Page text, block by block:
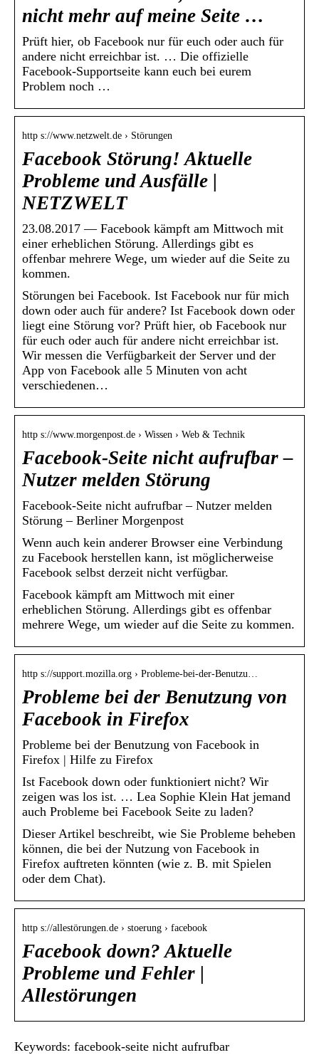
nicht mehr auf meine Seite …
Prüft hier, ob Facebook nur für euch oder auch für
andere nicht erreichbar ist. … Die offizielle
Facebook-Supportseite kann euch bei eurem
Problem noch …
http s://www.netzwelt.de › Störungen
Facebook Störung! Aktuelle
Probleme und Ausfälle |
NETZWELT
23.08.2017 — Facebook kämpft am Mittwoch mit
einer erheblichen Störung. Allerdings gibt es
offenbar mehrere Wege, um wieder auf die Seite zu
kommen.
Störungen bei Facebook. Ist Facebook nur für mich
down oder auch für andere? Ist Facebook down oder
liegt eine Störung vor? Prüft hier, ob Facebook nur
für euch oder auch für andere nicht erreichbar ist.
Wir messen die Verfügbarkeit der Server und der
App von Facebook alle 5 Minuten von acht
verschiedenen…
http s://www.morgenpost.de › Wissen › Web & Technik
Facebook-Seite nicht aufrufbar –
Nutzer melden Störung
Facebook-Seite nicht aufrufbar – Nutzer melden
Störung – Berliner Morgenpost
Wenn auch kein anderer Browser eine Verbindung
zu Facebook herstellen kann, ist möglicherweise
Facebook selbst derzeit nicht verfügbar.
Facebook kämpft am Mittwoch mit einer
erheblichen Störung. Allerdings gibt es offenbar
mehrere Wege, um wieder auf die Seite zu kommen.
http s://support.mozilla.org › Probleme-bei-der-Benutzu…
Probleme bei der Benutzung von
Facebook in Firefox
Probleme bei der Benutzung von Facebook in
Firefox | Hilfe zu Firefox
Ist Facebook down oder funktioniert nicht? Wir
zeigen was los ist. … Lea Sophie Klein Hat jemand
auch Probleme bei Facebook Seite zu laden?
Dieser Artikel beschreibt, wie Sie Probleme beheben
können, die bei der Nutzung von Facebook in
Firefox auftreten könnten (wie z. B. mit Spielen
oder dem Chat).
http s://allestörungen.de › stoerung › facebook
Facebook down? Aktuelle
Probleme und Fehler |
Allestörungen
Keywords: facebook-seite nicht aufrufbar